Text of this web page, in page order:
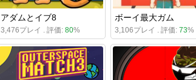
アダムとイブ8
3,476プレイ . 評価: 80%
ボーイ最大ガム
3,106プレイ . 評価: 73%